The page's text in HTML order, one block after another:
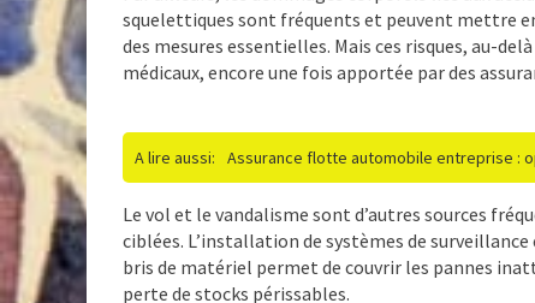
squelettiques sont fréquents et peuvent mettre
des mesures essentielles. Mais ces risques, au-
médicaux, encore une fois apportée par des
A lire aussi: Assurance flotte automobile entreprise :
Le vol et le vandalisme sont d’autres sources
ciblées. L’installation de systèmes de
bris de matériel permet de couvrir les pannes
perte de stocks périssables.